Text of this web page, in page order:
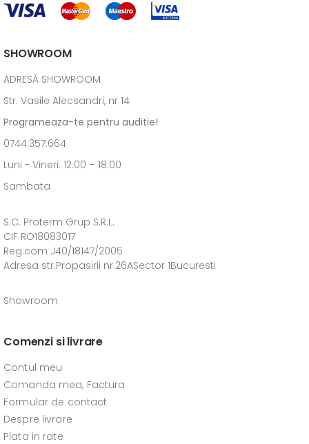
SHOWROOM
ADRESĂ SHOWROOM
Str. Vasile Alecsandri, nr 14
Programeaza-te pentru auditie!
0744.357.664
Luni - Vineri: 12:00 – 18.00
Sambata
S.C. Proterm Grup S.R.L.
CIF RO18083017
Reg.com J40/18147/2005
Adresa str.Propasirii nr.26ASector 1Bucuresti
Showroom
Comenzi si livrare
Contul meu
Comanda mea, Factura
Formular de contact
Despre livrare
Plata in rate